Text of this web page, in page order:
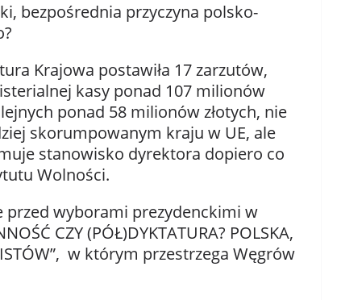
bezpośrednia przyczyna polsko-
Krajowa postawiła 17 zarzutów,
kasy ponad 107 milionów
ponad 58 milionów złotych, nie
skorumpowanym kraju w UE, ale
stanowisko dyrektora dopiero co
Wolności.
przed wyborami prezydenckimi w
CZY (PÓŁ)DYKTATURA? POLSKA,
w którym przestrzega Węgrów